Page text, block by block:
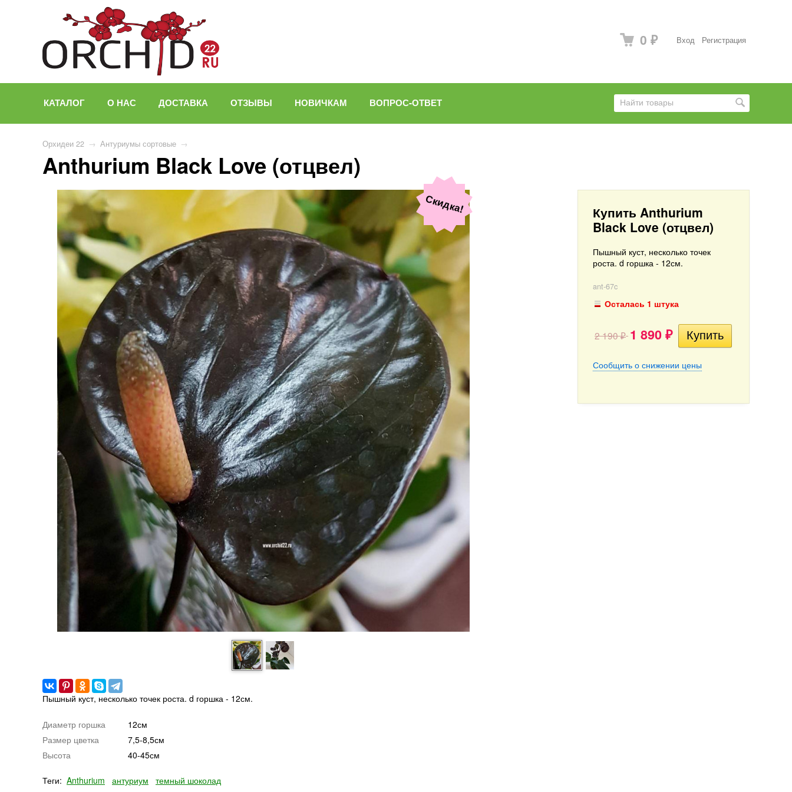
Вход Регистрация
0 ₽
КАТАЛОГ О НАС ДОСТАВКА ОТЗЫВЫ НОВИЧКАМ ВОПРОС-ОТВЕТ
Орхидеи 22 → Антуриумы сортовые →
Anthurium Black Love (отцвел)
Купить Anthurium
Black Love (отцвел)
Пышный куст, несколько точек
роста. d горшка - 12см.
ant-67c
Осталась 1 штука
2 190₽ 1 890 ₽
Сообщить о снижении цены
Скидка!
Пышный куст, несколько точек роста. d горшка - 12см.
Диаметр горшка
12см
Размер цветка
7,5-8,5см
Высота
40-45см
Теги: Anthurium антуриум темный шоколад